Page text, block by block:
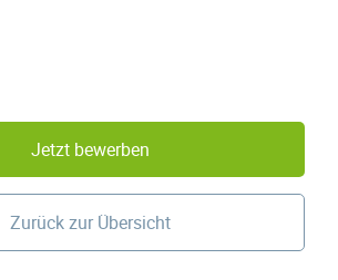
Jetzt bewerben
Zurück zur Übersicht